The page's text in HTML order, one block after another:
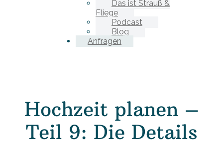
Das ist Strauß &
Fliege
Podcast
Blog
Anfragen
Hochzeit planen –
Teil 9: Die Details